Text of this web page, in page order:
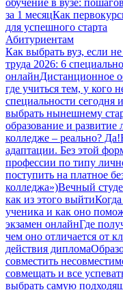
обучение в вузе:
за 1 месяцКак
для успешного старта
Абитуриентам
Как выбрать вуз, если
труда 2026: 6
онлайнДистанционное
где учиться тем, у кого
специальности
выбрать нынешнему
образование и развитие
колледже – реально? Да!
адаптации. Без этой
профессии по типу
поступить на платное
колледжа»)Вечный
как из этого выйти
ученика и как оно
экзамен онлайнГде
чем оно отличается от
действия диплома
совместить
совмещать и все
выбрать самую